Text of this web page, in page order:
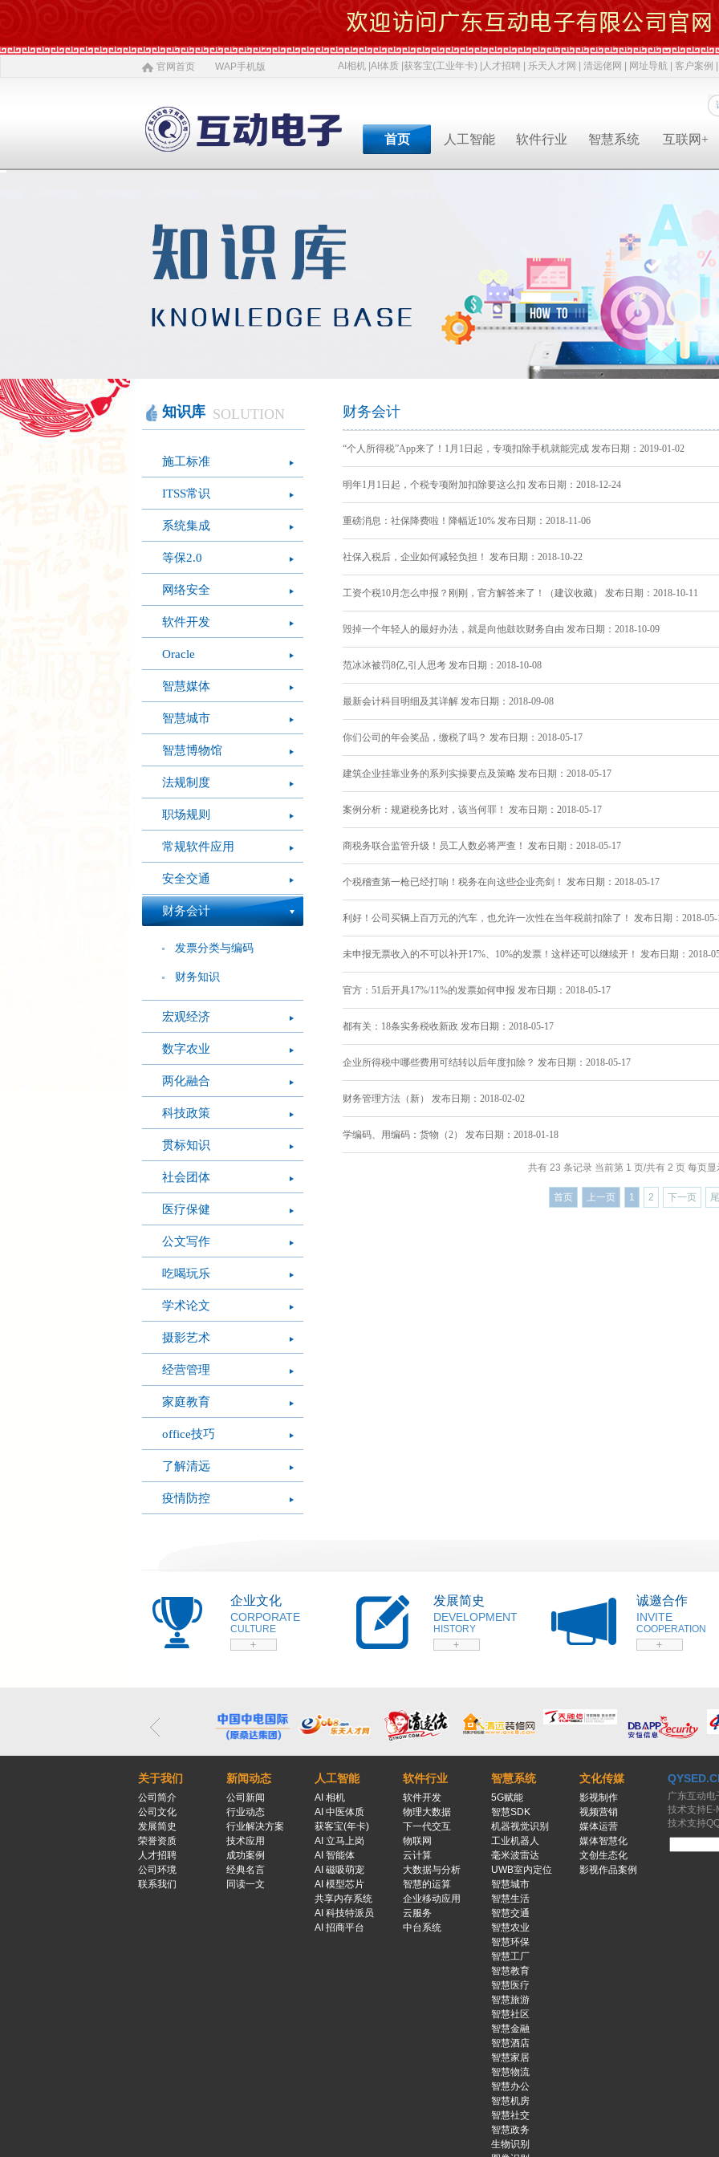
官网首页 WAP手机版 AI相机 | AI体质 | 获客宝(工业年卡) | 人才招聘 | 乐天人才网 | 清远佬网 | 网址导航 | 客户案例 |
首页 人工智能
AI 相机 AI 中医体质
AI 磁吸萌宠 AI 模型芯片 AI 科技特派员 AI 招商平台
软件行业
软件开发 物理大数据
大数据与分析 智慧的运算 云服务 中台系统
智慧系统
5G赋能 智慧SDK 毫米波雷达
UWB室内定位 智慧城市 智慧交通 智慧农业
智慧医疗 智慧旅游
智慧物流
智慧政务 生物识别
图像识别 视频识别 智慧政务
互联网+
农村电商
激光设备 疫情防控产品
QYSED品牌 HIQY品牌 智慧博物馆 LBS应用产品
产品溯源系统 智慧呼叫系统
混合虚拟现实 安防监控
防雷产品
网络设备 LED屏幕 光纤产品
心肺复苏体验系
VR行走平台
施工标准 ITSS常识
软件开发 Oracle 智慧城市 智慧博物馆
安全交通 财务会计
贯标知识
吃喝玩乐 学术论文
摄影艺术 经营管理 家庭教育
公司介绍
公司简介
公司文化
荣誉资质
智慧投资
投资对象
投资项目
行业动态
行业解决方案
技术应用
经典名言
成功案例
知识库 SOLUTION
施工标准
ITSS常识
系统集成
等保2.0
网络安全
软件开发
Oracle
智慧媒体
智慧城市
智慧博物馆
法规制度
职场规则
常规软件应用
安全交通
财务会计
发票分类与编码
财务知识
宏观经济
数字农业
两化融合
科技政策
贯标知识
社会团体
医疗保健
公文写作
吃喝玩乐
学术论文
摄影艺术
经营管理
家庭教育
office技巧
了解清远
疫情防控
财务会计
“个人所得税”App来了！1月1日起，专项扣除手机就能完成 发布日期：2019-01-02
明年1月1日起，个税专项附加扣除要这么扣 发布日期：2018-12-24
重磅消息：社保降费啦！降幅近10% 发布日期：2018-11-06
社保入税后，企业如何减轻负担！ 发布日期：2018-10-22
工资个税10月怎么申报？刚刚，官方解答来了！（建议收藏） 发布日期：2018-10-11
毁掉一个年轻人的最好办法，就是向他鼓吹财务自由 发布日期：2018-10-09
范冰冰被罚8亿,引人思考 发布日期：2018-10-08
最新会计科目明细及其详解 发布日期：2018-09-08
你们公司的年会奖品，缴税了吗？ 发布日期：2018-05-17
建筑企业挂靠业务的系列实操要点及策略 发布日期：2018-05-17
案例分析：规避税务比对，该当何罪！ 发布日期：2018-05-17
商税务联合监管升级！员工人数必将严查！ 发布日期：2018-05-17
个税稽查第一枪已经打响！税务在向这些企业亮剑！ 发布日期：2018-05-17
利好！公司买辆上百万元的汽车，也允许一次性在当年税前扣除了！ 发布日期：2018-05-
未申报无票收入的不可以补开17%、10%的发票！这样还可以继续开！ 发布日期：2018-
官方：51后开具17%/11%的发票如何申报 发布日期：2018-05-17
都有关：18条实务税收新政 发布日期：2018-05-17
企业所得税中哪些费用可结转以后年度扣除？ 发布日期：2018-05-17
财务管理方法（新） 发布日期：2018-02-02
学编码、用编码：货物（2） 发布日期：2018-01-18
共有 23 条记录 当前第 1 页/共有 2 页 每页显
首页 上一页 1 2 下一页
企业文化
CORPORATE
CULTURE
发展简史
DEVELOPMENT
HISTORY
诚邀合作
INVITE
COOPERATION
关于我们
公司简介
公司文化
发展简史
荣誉资质
人才招聘
公司环境
联系我们
新闻动态
公司新闻
行业动态
行业解决方案
技术应用
成功案例
经典名言
同读一文
人工智能
AI 相机
AI 中医体质
获客宝(年卡)
AI 立马上岗
AI 智能体
AI 磁吸萌宠
AI 模型芯片
共享内存系统
AI 科技特派员
AI 招商平台
软件行业
软件开发
物理大数据
下一代交互
物联网
云计算
大数据与分析
智慧的运算
企业移动应用
云服务
中台系统
智慧系统
5G赋能
智慧SDK
机器视觉识别
工业机器人
毫米波雷达
UWB室内定位
智慧城市
智慧生活
智慧交通
智慧农业
智慧环保
智慧工厂
智慧教育
智慧医疗
智慧旅游
智慧社区
智慧金融
智慧酒店
智慧家居
智慧物流
智慧办公
智慧机房
智慧社交
智慧政务
生物识别
文化传媒
影视制作
视频营销
媒体运营
媒体智慧化
文创生态化
影视作品案例
广东互动
技术支持
技术支持